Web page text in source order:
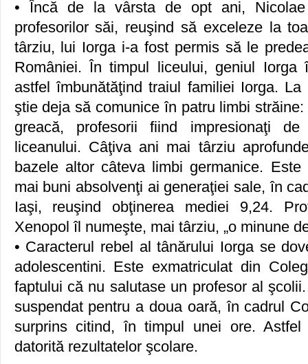
• Încă de la vârsta de opt ani,
profesorilor săi, reuşind să exceleze la
târziu, lui Iorga i-a fost permis să le
României. În timpul liceului, geniul Iorga
astfel îmbunătăţind traiul familiei Iorga.
ştie deja să comunice în patru limbi
greacă, profesorii fiind impresionaţi
liceanului. Câţiva ani mai târziu
bazele altor câteva limbi germanice.
mai buni absolvenţi ai generaţiei sale, în
Iaşi, reuşind obţinerea mediei 9,24.
Xenopol îl numeşte, mai târziu, „o minune
• Caracterul rebel al tânărului Iorga se
adolescentini. Este exmatriculat din
faptului că nu salutase un profesor al
suspendat pentru a doua oară, în cadrul
surprins citind, în timpul unei ore.
datorită rezultatelor şcolare.